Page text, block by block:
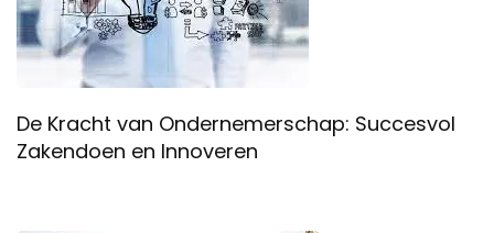
De Kracht van Ondernemerschap: Succesvol
Zakendoen en Innoveren